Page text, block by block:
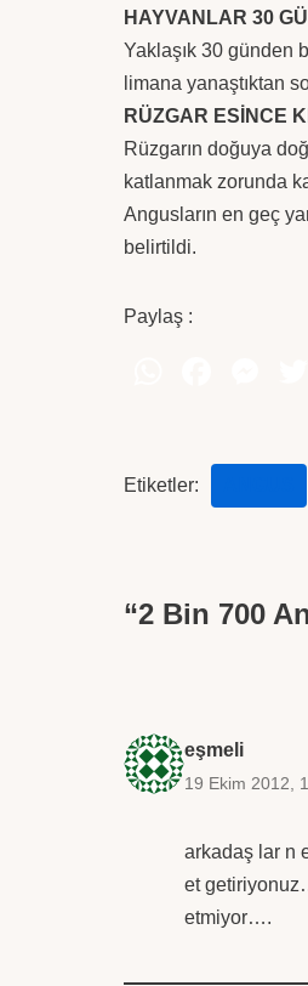
HAYVANLAR 30
Yaklaşık 30 günden
limana yanaştıktan
RÜZGAR ESİNCE
Rüzgarın doğuya
katlanmak zorunda
Angusların en geç
belirtildi.
Paylaş :
Etiketler:
“2 Bin 700
eşmeli
19 Ekim 2012,
arkadaş lar n
et
etmiyor….